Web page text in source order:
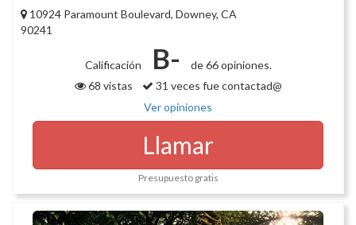
10924 Paramount Boulevard, Downey, CA
90241
Calificación B-
de 66 opiniones.
68 vistas
31 veces fue contactad@
Ver opiniones
Llamar
Presupuesto gratis